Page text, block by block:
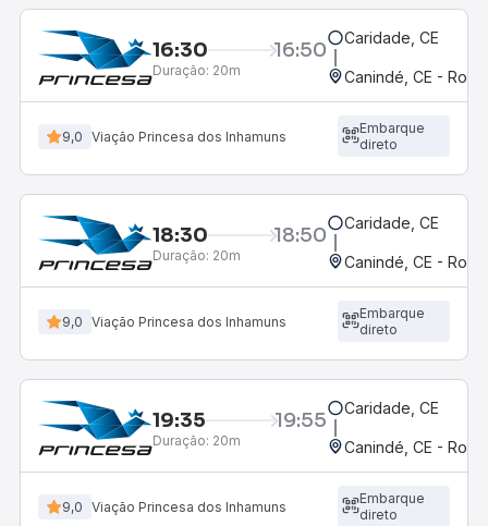
16:30 16:50
Duração: 20m
Caridade, CE
Canindé, CE -
9,0 Viação Princesa dos Inhamuns
Embarque
direto
18:30 18:50
Duração: 20m
Caridade, CE
Canindé, CE -
9,0 Viação Princesa dos Inhamuns
Embarque
direto
19:35 19:55
Duração: 20m
Caridade, CE
Canindé, CE -
9,0 Viação Princesa dos Inhamuns
Embarque
direto